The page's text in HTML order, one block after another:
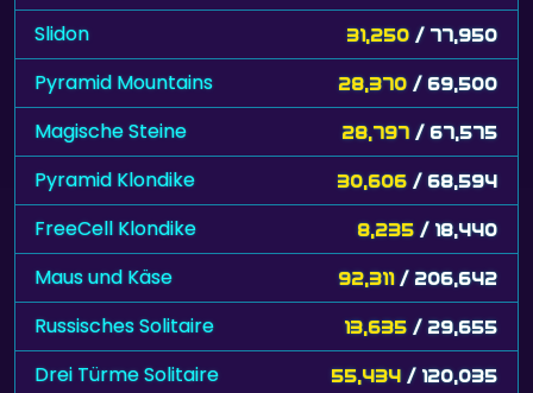
Slidon 31,250 / 77,950
Pyramid Mountains 28,370 / 69,500
Magische Steine 28,797 / 67,575
Pyramid Klondike 30,606 / 68,594
FreeCell Klondike 8,235 / 18,440
Maus und Käse 92,311 / 206,642
Russisches Solitaire 13,635 / 29,655
Drei Türme Solitaire 55,434 / 120,035